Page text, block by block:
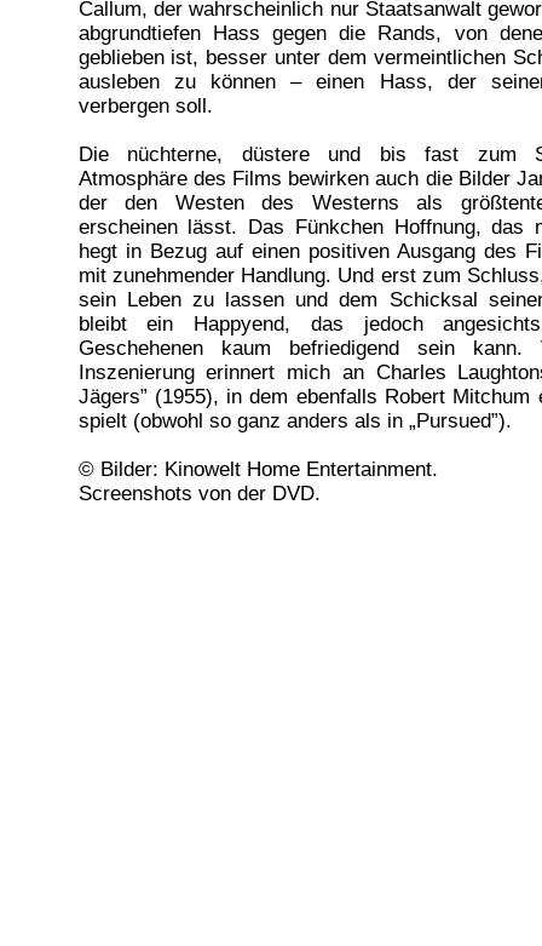
Callum, der wahrscheinlich nur Staatsanwalt
abgrundtiefen Hass gegen die Rands, von
geblieben ist, besser unter dem vermeintlichen
ausleben zu können – einen Hass, der
verbergen soll.
Die nüchterne, düstere und bis fast zum
Atmosphäre des Films bewirken auch die Bilder
der den Westen des Westerns als
erscheinen lässt. Das Fünkchen Hoffnung, das
hegt in Bezug auf einen positiven Ausgang des
mit zunehmender Handlung. Und erst zum
sein Leben zu lassen und dem Schicksal
bleibt ein Happyend, das jedoch
Geschehenen kaum befriedigend sein
Inszenierung erinnert mich an Charles
Jägers” (1955), in dem ebenfalls Robert Mitchum
spielt (obwohl so ganz anders als in „Pursued”).
© Bilder: Kinowelt Home Entertainment.
Screenshots von der DVD.